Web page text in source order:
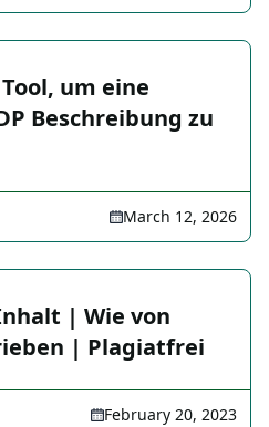
um eine
Beschreibung zu
March 12, 2026
| Wie von
| Plagiatfrei
February 20, 2023